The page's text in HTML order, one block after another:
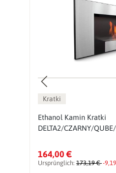
Kratki
Ethanol Kamin Kratki
DELTA2/CZARNY/
164,00 €
Ursprünglich: 173,19 €-